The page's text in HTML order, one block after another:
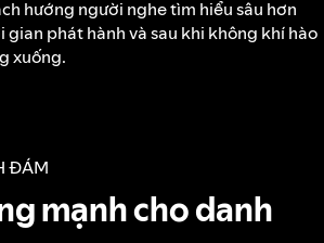
hướng người nghe tìm hiểu sâu hơn
phát hành và sau khi không khí hào
xuống.
ĐÁM
mạnh cho danh